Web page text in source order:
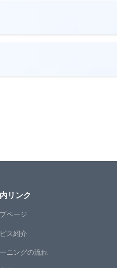
リンク
ページ
ス紹介
ニングの流れ